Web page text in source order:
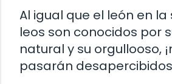
Al igual que el león en la
leos son conocidos por
natural y su orgullooso,
pasarán